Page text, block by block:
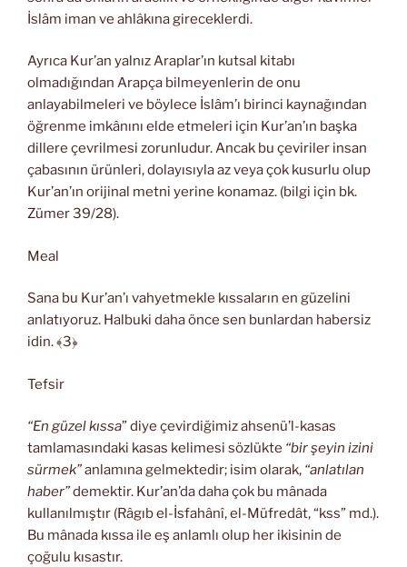
İslâm iman ve ahlâkına gireceklerdi.
Ayrıca Kur’an yalnız Araplar’ın kutsal kitabı
olmadığından Arapça bilmeyenlerin de onu
anlayabilmeleri ve böylece İslâm’ı birinci kaynağından
öğrenme imkânını elde etmeleri için Kur’an’ın başka
dillere çevrilmesi zorunludur. Ancak bu çeviriler insan
çabasının ürünleri, dolayısıyla az veya çok kusurlu olup
Kur’an’ın orijinal metni yerine konamaz. (bilgi için bk.
Zümer 39/28).
Meal
Sana bu Kur’an’ı vahyetmekle kıssaların en güzelini
anlatıyoruz. Halbuki daha önce sen bunlardan habersiz
idin. ﴾3﴿
Tefsir
“En güzel kıssa” diye çevirdiğimiz ahsenü’l-kasas
tamlamasındaki kasas kelimesi sözlükte “bir şeyin izini
sürmek”anlamına gelmektedir; isim olarak, “anlatılan
haber”demektir. Kur’an’da daha çok bu mânada
kullanılmıştır (Râgıb el-İsfahânî, el-Müfredât, “kss” md.).
Bu mânada kıssa ile eş anlamlı olup her ikisinin de
çoğulu kısastır.